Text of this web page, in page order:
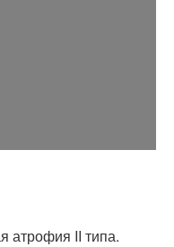
атрофия II типа.